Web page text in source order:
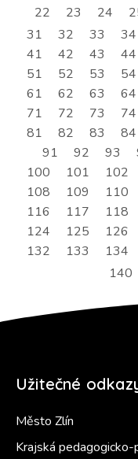
22
23 24
31
32 33 34
41
42 43 44
51
52 53 54
61
62 63 64
71
72 73 74
81
82 83 84
91
92 93
100
101 102
108
109 110
116
117 118
124
125 126
132
133 134
140
Užitečné
Město Zlín
Krajská